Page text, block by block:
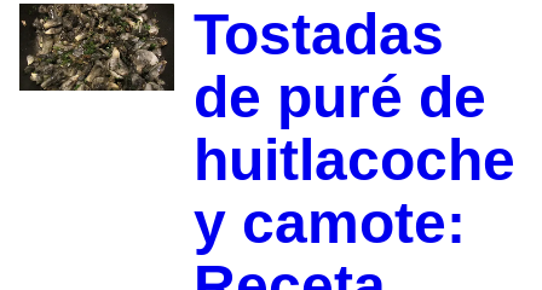
Tostadas
de puré de
huitlacoche
y camote: